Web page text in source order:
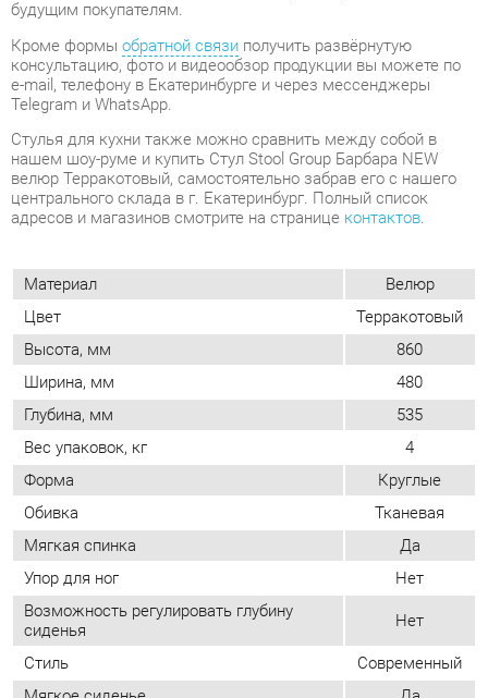
Стулья для кухни также можно сравнить между собой в
нашем шоу-руме и купить Стул Stool Group Барбара NEW
велюр Терракотовый, самостоятельно забрав его с нашего
центрального склада в г. Екатеринбург. Полный список
адресов и магазинов смотрите на странице
контактов
Материал
Велюр
Цвет
Терракотовый
Высота, мм
860
Глубина, мм
535
Вес упаковок, кг
4
Форма
Круглые
Обивка
Тканевая
Мягкая спинка
Да
Упор для ног
Нет
Возможность регулировать глубину
сиденья Нет
Стиль
Современный
Мягкое сиденье
Да
Съемный чехол
Нет
Возможность регулировать высоту
сиденья Нет